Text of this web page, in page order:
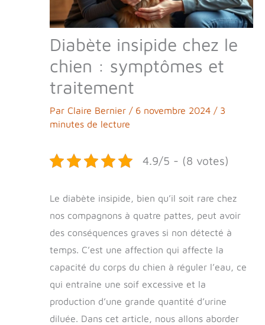
Diabète insipide chez le
chien : symptômes et
traitement
Par Claire Bernier / 6 novembre 2024 / 3
minutes de lecture
4.9/5 - (8 votes)
Le diabète insipide, bien qu’il soit rare chez
nos compagnons à quatre pattes, peut avoir
des conséquences graves si non détecté à
temps. C’est une affection qui affecte la
capacité du corps du chien à réguler l’eau, ce
qui entraîne une soif excessive et la
production d’une grande quantité d’urine
diluée. Dans cet article, nous allons aborder